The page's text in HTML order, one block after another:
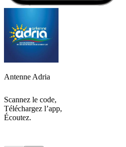
Antenne Adria
Scannez le code,
Téléchargez l’app,
Écoutez.